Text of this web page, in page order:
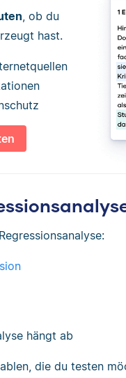
, ob du
hast.
hängt ab
die du testen